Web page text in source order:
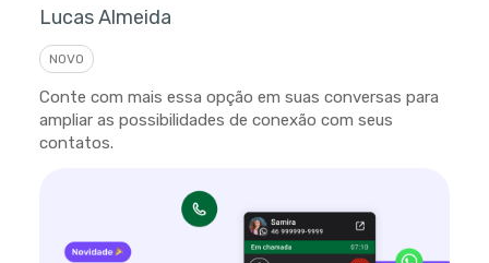
Lucas Almeida
NOVO
Conte com mais essa opção em suas conversas para
ampliar as possibilidades de conexão com seus
contatos.